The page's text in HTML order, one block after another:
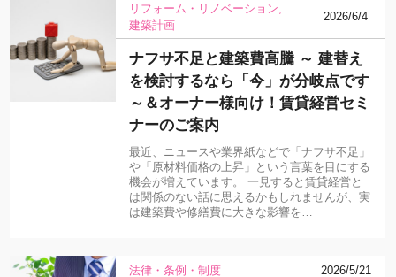
リフォーム・リノベーション
建築計画
2026/6/4
ナフサ不足と建築費高騰 ～ 建替え
を検討するなら「今」が分岐点です
～＆オーナー様向け！賃貸経営セミ
ナーのご案内
最近、ニュースや業界紙などで「ナフサ不足」
や「原材料価格の上昇」という言葉を目にする
機会が増えています。 一見すると賃貸経営と
は関係のない話に思えるかもしれませんが、実
は建築費や修繕費に大きな影響を…
法律・条例・制度 2026/5/21